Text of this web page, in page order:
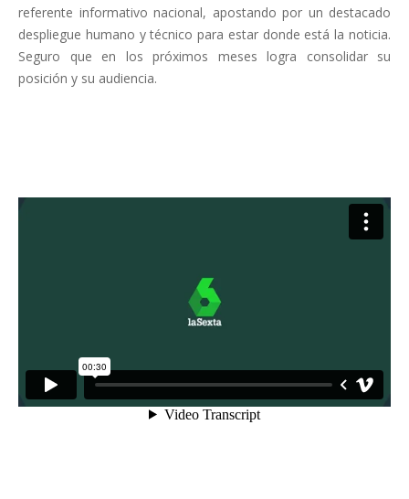
referente informativo nacional, apostando por un destacado
despliegue humano y técnico para estar donde está la noticia.
Seguro que en los próximos meses logra consolidar su
posición y su audiencia.